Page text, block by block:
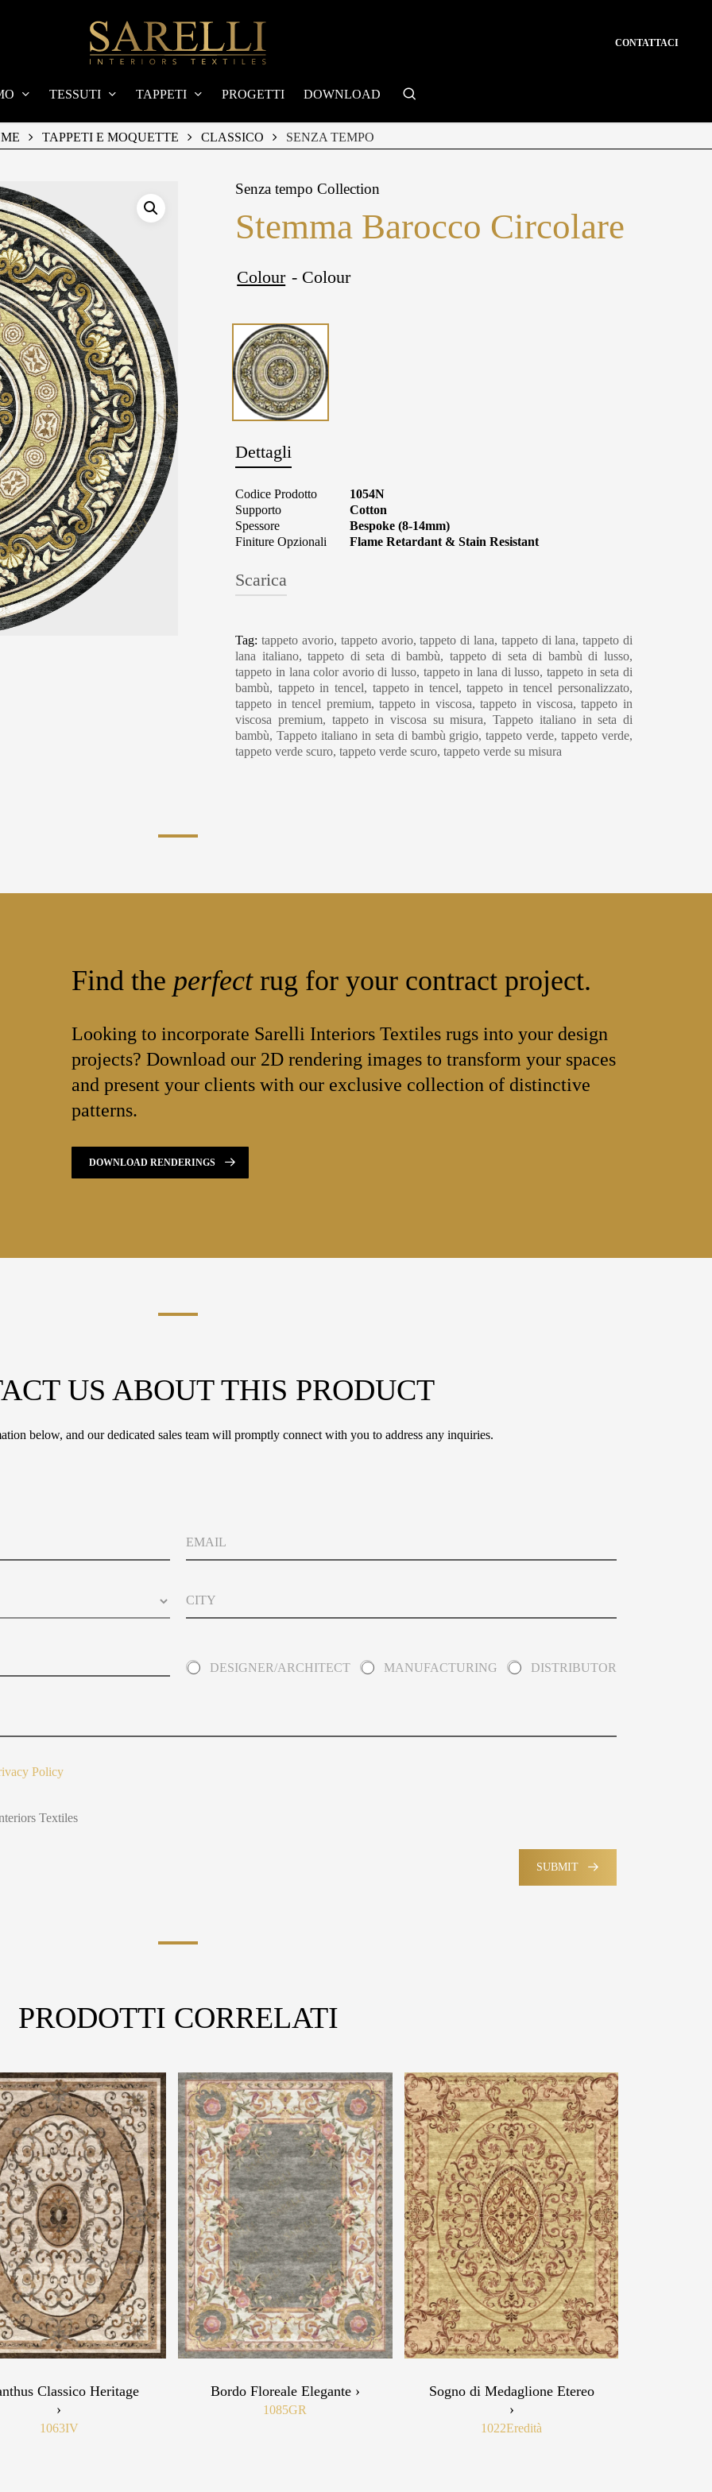
CONTATTACI
TESSUTI TAPPETI PROGETTI DOWNLOAD
TAPPETI E MOQUETTE CLASSICO SENZA TEMPO
Senza tempo Collection
Stemma Barocco Circolare
Colour - Colour
Dettagli
Codice Prodotto
1054N
Supporto
Cotton
Spessore
Bespoke (8-14mm)
Finiture Opzionali
Flame Retardant & Stain Resistant
Scarica
Tag:tappeto avorio, tappeto avorio, tappeto di lana, tappeto di lana, tappeto di
lana italiano, tappeto di seta di bambù, tappeto di seta di bambù di lusso,
tappeto in lana color avorio di lusso, tappeto in lana di lusso, tappeto in seta di
bambù, tappeto in tencel, tappeto in tencel, tappeto in tencel personalizzato,
tappeto in tencel premium, tappeto in viscosa, tappeto in viscosa, tappeto in
viscosa premium, tappeto in viscosa su misura, Tappeto italiano in seta di
bambù, Tappeto italiano in seta di bambù grigio, tappeto verde, tappeto verde,
tappeto verde scuro, tappeto verde scuro, tappeto verde su misura
Find the perfectrug for your contract project.
Looking to incorporate Sarelli Interiors Textiles rugs into your design
projects? Download our 2D rendering images to transform your spaces
and present your clients with our exclusive collection of distinctive
patterns.
DOWNLOAD RENDERINGS
US ABOUT THIS PRODUCT
below, and our dedicated sales team will promptly connect with you to address any inquiries.
m
a
l
i
t
A
b
Y
DESIGNER/ARCHITECT MANUFACTURING DISTRIBUTOR
Policy
Textiles
SUBMIT
PRODOTTI CORRELATI
Classico Heritage
›
1063IV
Bordo Floreale Elegante ›
1085GR
Sogno di Medaglione Etereo
›
1022Eredità